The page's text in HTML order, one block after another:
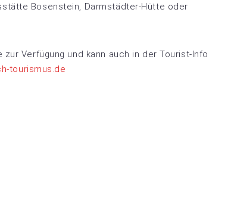
Bosenstein, Darmstädter-Hütte oder
Verfügung und kann auch in der Tourist-Info
tourismus.de